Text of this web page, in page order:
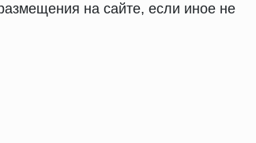
на сайте, если иное не